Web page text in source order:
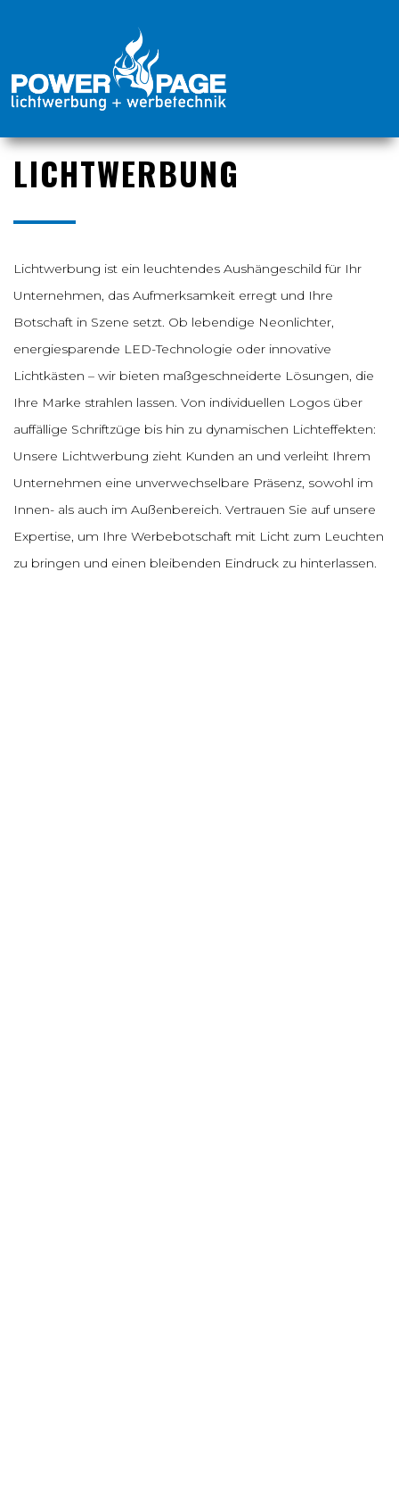
LICHTWERBUNG
Lichtwerbung ist ein leuchtendes Aushängeschild für Ihr
Unternehmen, das Aufmerksamkeit erregt und Ihre
Botschaft in Szene setzt. Ob lebendige Neonlichter,
energiesparende LED-Technologie oder innovative
Lichtkästen – wir bieten maßgeschneiderte Lösungen, die
Ihre Marke strahlen lassen. Von individuellen Logos über
auffällige Schriftzüge bis hin zu dynamischen Lichteffekten:
Unsere Lichtwerbung zieht Kunden an und verleiht Ihrem
Unternehmen eine unverwechselbare Präsenz, sowohl im
Innen- als auch im Außenbereich. Vertrauen Sie auf unsere
Expertise, um Ihre Werbebotschaft mit Licht zum Leuchten
zu bringen und einen bleibenden Eindruck zu hinterlassen.